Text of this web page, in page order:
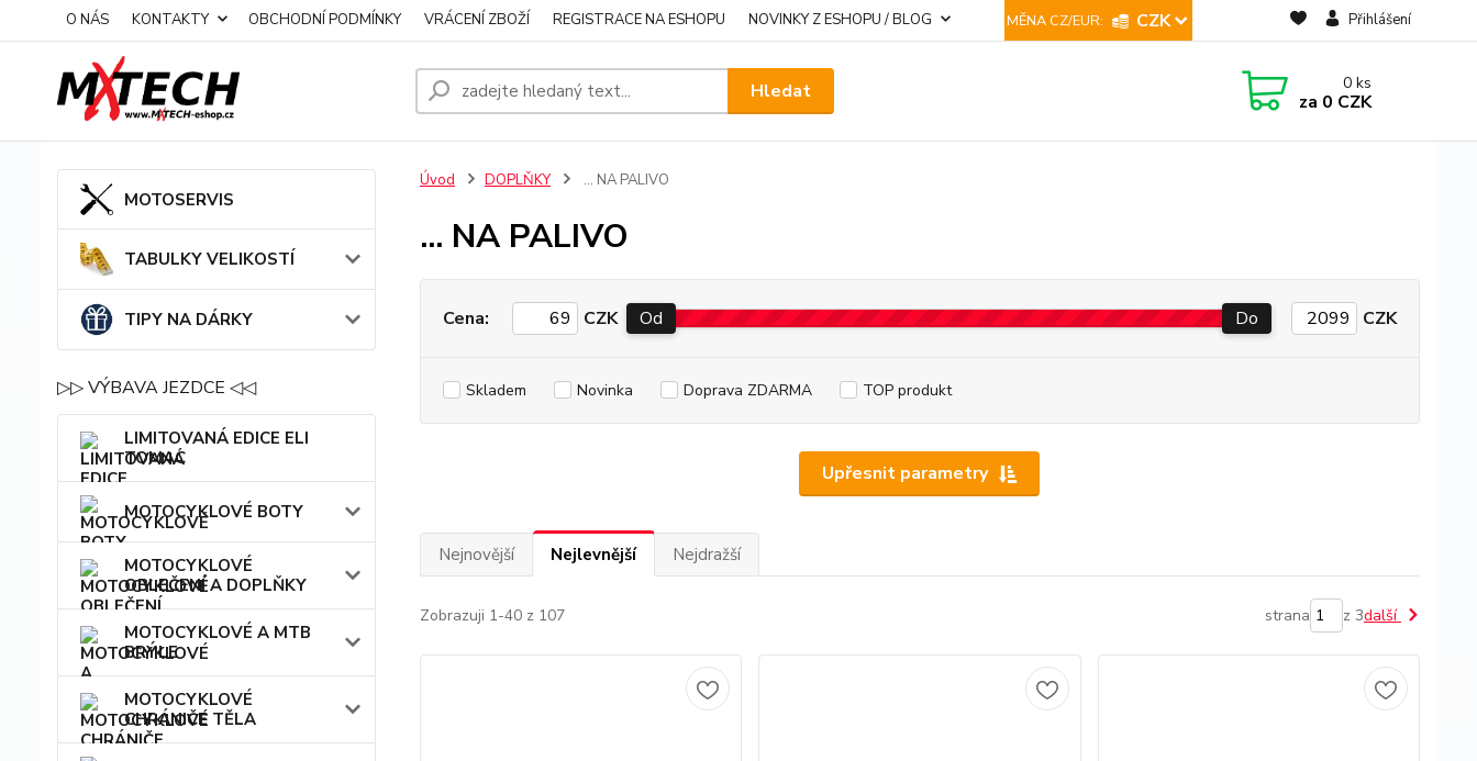
O NÁS KONTAKTY OBCHODNÍ PODMÍNKY VRÁCENÍ ZBOŽÍ REGISTRACE NA ESHOPU NOVINKY Z ESHOPU / BLOG CZK Přihlášení
Hledat 0 ks
za 0 CZK
MOTOSERVIS
TABULKY VELIKOSTÍ
TIPY NA DÁRKY
▷▷ VÝBAVA JEZDCE ◁◁
LIMITOVANÁ EDICE ELI
TOMAC
MOTOCYKLOVÉ BOTY
MOTOCYKLOVÉ
OBLEČENÍ A DOPLŇKY
MOTOCYKLOVÉ A MTB
BRÝLE
MOTOCYKLOVÉ
CHRÁNIČE TĚLA
Úvod DOPLŇKY ... NA PALIVO
... NA PALIVO
Upřesnit parametry
Cena: CZK Od Do CZK
Skladem Novinka Doprava ZDARMA TOP produkt
Nejnovější Nejlevnější Nejdražší
Zobrazuji 1-40 z 107 strana z 3další